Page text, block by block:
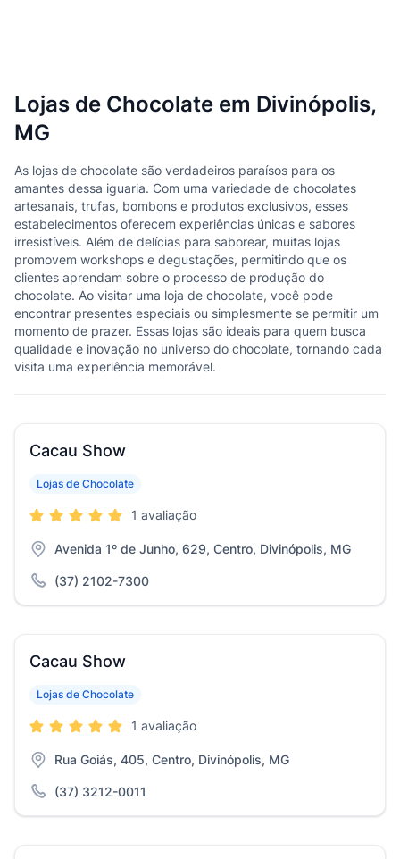
Lojas de Chocolate em Divinópolis,
MG
As lojas de chocolate são verdadeiros paraísos para os
amantes dessa iguaria. Com uma variedade de chocolates
artesanais, trufas, bombons e produtos exclusivos, esses
estabelecimentos oferecem experiências únicas e sabores
irresistíveis. Além de delícias para saborear, muitas lojas
promovem workshops e degustações, permitindo que os
clientes aprendam sobre o processo de produção do
chocolate. Ao visitar uma loja de chocolate, você pode
encontrar presentes especiais ou simplesmente se permitir um
momento de prazer. Essas lojas são ideais para quem busca
qualidade e inovação no universo do chocolate, tornando cada
visita uma experiência memorável.
Cacau Show
Lojas de Chocolate
1 avaliação
Avenida 1º de Junho, 629, Centro, Divinópolis, MG
(37) 2102-7300
Cacau Show
Lojas de Chocolate
1 avaliação
Rua Goiás, 405, Centro, Divinópolis, MG
(37) 3212-0011